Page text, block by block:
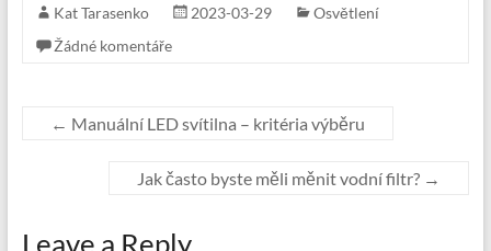
Kat Tarasenko 2023-03-29
Osvětlení
Žádné komentáře
← Manuální LED svítilna – kritéria výběru
Jak často byste měli měnit vodní filtr? →
Leave a Reply